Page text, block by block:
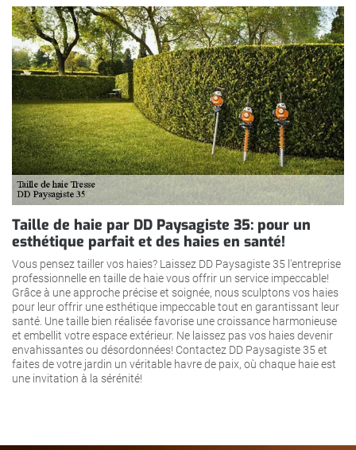
Taille de haie par DD Paysagiste 35: pour un
esthétique parfait et des haies en santé!
Vous pensez tailler vos haies? Laissez DD Paysagiste 35 l'entreprise
professionnelle en taille de haie vous offrir un service impeccable!
Grâce à une approche précise et soignée, nous sculptons vos haies
pour leur offrir une esthétique impeccable tout en garantissant leur
santé. Une taille bien réalisée favorise une croissance harmonieuse
et embellit votre espace extérieur. Ne laissez pas vos haies devenir
envahissantes ou désordonnées! Contactez DD Paysagiste 35 et
faites de votre jardin un véritable havre de paix, où chaque haie est
une invitation à la sérénité!